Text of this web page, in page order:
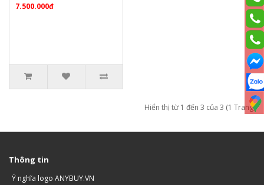
7.500.000đ
Hiển thị từ 1 đến 3 của 3 (1 Trang)
Thông tin
Ý nghĩa logo ANYBUY.VN